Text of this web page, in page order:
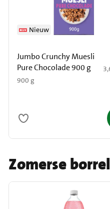
Jumbo Crunchy Muesli
Pure Chocolade 900 g
900 g
Nieuw
€
Zomerse borrel